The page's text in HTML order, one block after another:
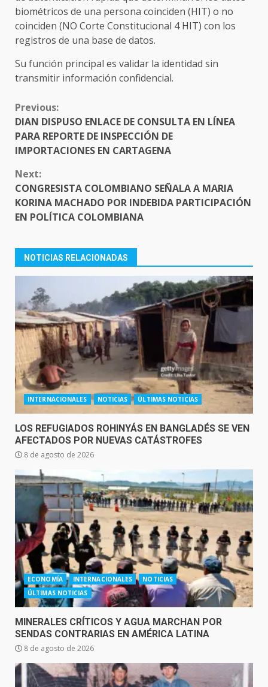
biométricos de una persona coinciden (HIT) o no
coinciden (NO Corte Constitucional 4 HIT) con los
registros de una base de datos.
Su función principal es validar la identidad sin
transmitir información confidencial.
CONTINUE
READING
Previous:
DIAN DISPUSO ENLACE DE CONSULTA EN LÍNEA
PARA REPORTE DE INSPECCIÓN DE
IMPORTACIONES EN CARTAGENA
Next:
CONGRESISTA COLOMBIANO SEÑALA A MARIA
KORINA MACHADO POR INDEBIDA PARTICIPACIÓN
EN POLÍTICA COLOMBIANA
NOTICIAS RELACIONADAS
INTERNACIONALES NOTICIAS ÚLTIMAS NOTICIAS
LOS REFUGIADOS ROHINYÁS EN BANGLADÉS SE VEN
AFECTADOS POR NUEVAS CATÁSTROFES
8 de agosto de 2026
ECONOMÍA INTERNACIONALES
NOTICIAS
ÚLTIMAS NOTICIAS
MINERALES CRÍTICOS Y AGUA MARCHAN POR
SENDAS CONTRARIAS EN AMÉRICA LATINA
8 de agosto de 2026